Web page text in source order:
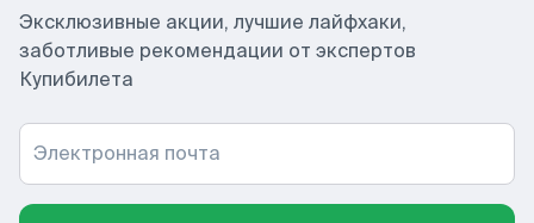
Эксклюзивные акции, лучшие лайфхаки,
заботливые рекомендации от экспертов
Купибилета
Электронная почта